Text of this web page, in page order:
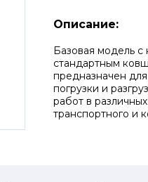
Описание:
Базовая модель с
стандартным
предназначен
погрузки и
работ в
транспортного и